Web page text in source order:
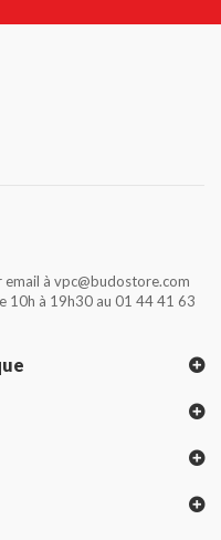
à vpc@budostore.com
10h à 19h30 au 01 44 41 63